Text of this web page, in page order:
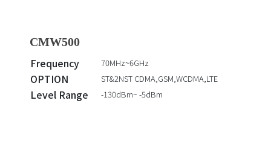
CMW500
Frequency 70MHz~6GHz
OPTION ST&2NST CDMA,GSM,WCDMA,LTE
Level Range -130dBm~ -5dBm